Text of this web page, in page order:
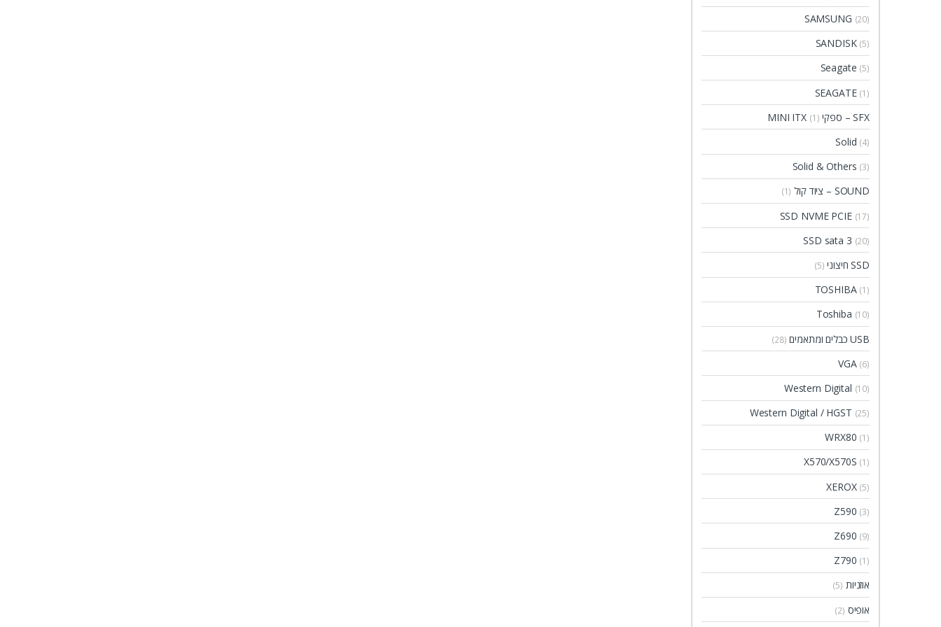
SAMSUNG (20)
SANDISK (5)
Seagate (5)
SEAGATE (1)
SFX – ספקי MINI ITX (1)
Solid (4)
Solid & Others (3)
SOUND – ציוד קול (1)
SSD NVME PCIE (17)
SSD sata 3 (20)
SSD חיצוני (5)
TOSHIBA (1)
Toshiba (10)
USB כבלים ומתאמים (28)
VGA (6)
Western Digital (10)
Western Digital / HGST (25)
WRX80 (1)
X570/X570S (1)
XEROX (5)
Z590 (3)
Z690 (9)
Z790 (1)
אוזניות (5)
אופיס (2)